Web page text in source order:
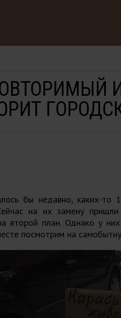
бы недавно, каких-то
на их замену
второй план. Однако у
посмотрим на